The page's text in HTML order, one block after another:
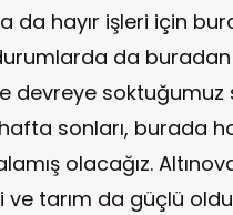
hayır işleri için
da buradan
devreye
sonları, burada
olacağız.
ve tarım da güçlü